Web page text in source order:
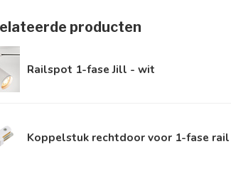
producten
Railspot 1-fase Jill - wit
Koppelstuk rechtdoor voor 1-fase